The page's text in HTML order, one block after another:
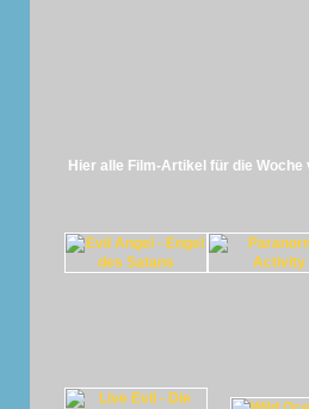
Hier alle Film-Artikel für die Woche